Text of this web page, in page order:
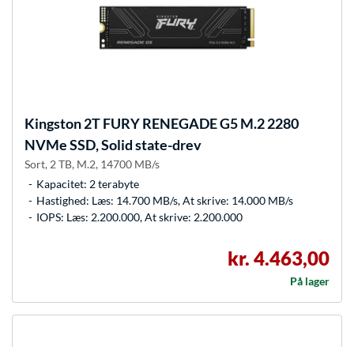
Kingston2T FURY RENEGADE G5 M.2 2280
NVMe SSD, Solid state-drev
Sort, 2 TB, M.2, 14700 MB/s
Kapacitet: 2 terabyte
Hastighed: Læs: 14.700 MB/s, At skrive: 14.000 MB/s
IOPS: Læs: 2.200.000, At skrive: 2.200.000
kr. 4.463,00
På lager